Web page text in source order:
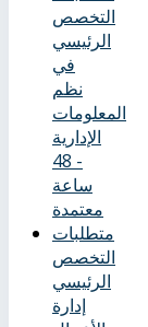
التخصص
الرئيسي
في
نظم
المعلومات
الإدارية
- 48
ساعة
معتمدة
متطلبات
التخصص
الرئيسي
إدارة